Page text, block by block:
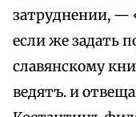
затруднении, —
если же задать
славянскому
ведятъ. и